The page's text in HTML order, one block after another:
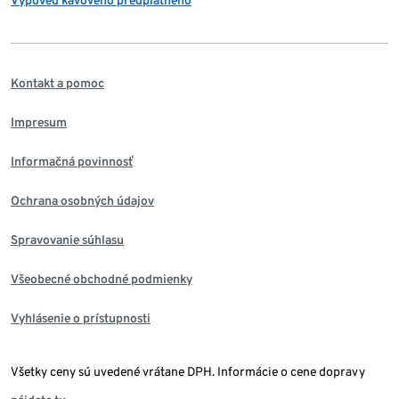
Kontakt a pomoc
Impresum
Informačná povinnosť
Ochrana osobných údajov
Spravovanie súhlasu
Všeobecné obchodné podmienky
Vyhlásenie o prístupnosti
Všetky ceny sú uvedené vrátane DPH. Informácie o cene dopravy